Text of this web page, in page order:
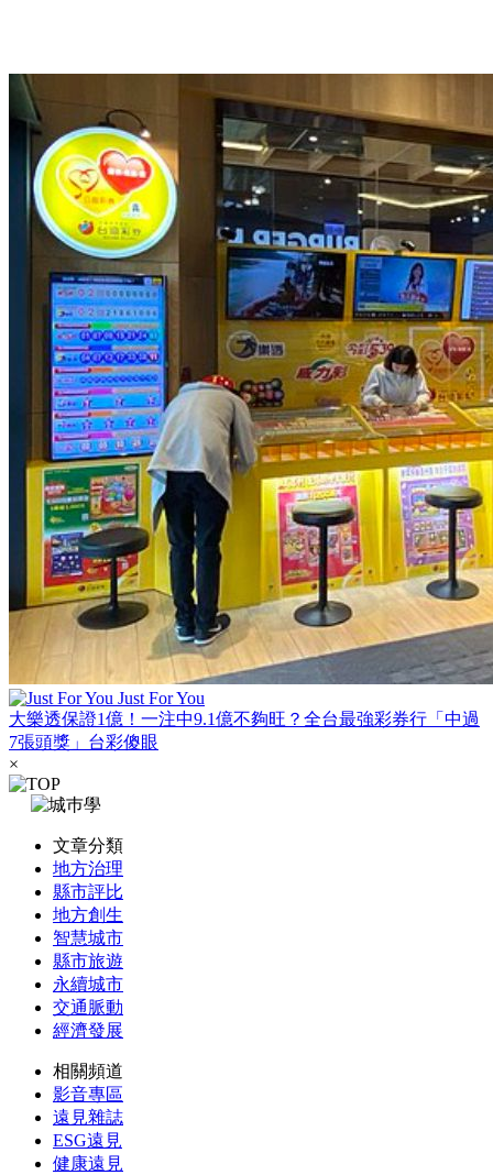
Just For You
大樂透保證1億！一注中9.1億不夠旺？全台最強彩券行「中過
7張頭獎」台彩傻眼
×
文章分類
地方治理
縣市評比
地方創生
智慧城市
縣市旅遊
永續城市
交通脈動
經濟發展
相關頻道
影音專區
遠見雜誌
ESG遠見
健康遠見